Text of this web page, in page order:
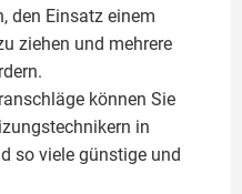
den Einsatz einem
ziehen und mehrere
können Sie
in
so viele günstige und